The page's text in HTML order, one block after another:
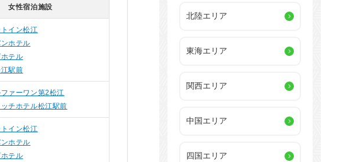
女性宿泊施設
イン松江
ホテル
テル
駅前
ァーワン第2松江
チホテル松江駅前
イン松江
ホテル
テル
北陸エリア
東海エリア
関西エリア
中国エリア
四国エリア